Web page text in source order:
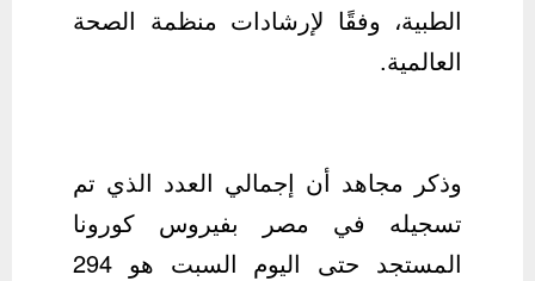
الطبية، وفقًا لإرشادات منظمة الصحة
العالمية.
وذكر مجاهد أن إجمالي العدد الذي تم
تسجيله في مصر بفيروس كورونا
المستجد حتى اليوم السبت هو 294